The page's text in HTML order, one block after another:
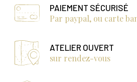
PAIEMENT SÉCURISÉ
Par paypal, ou carte
ATELIER OUVERT
sur rendez-vous